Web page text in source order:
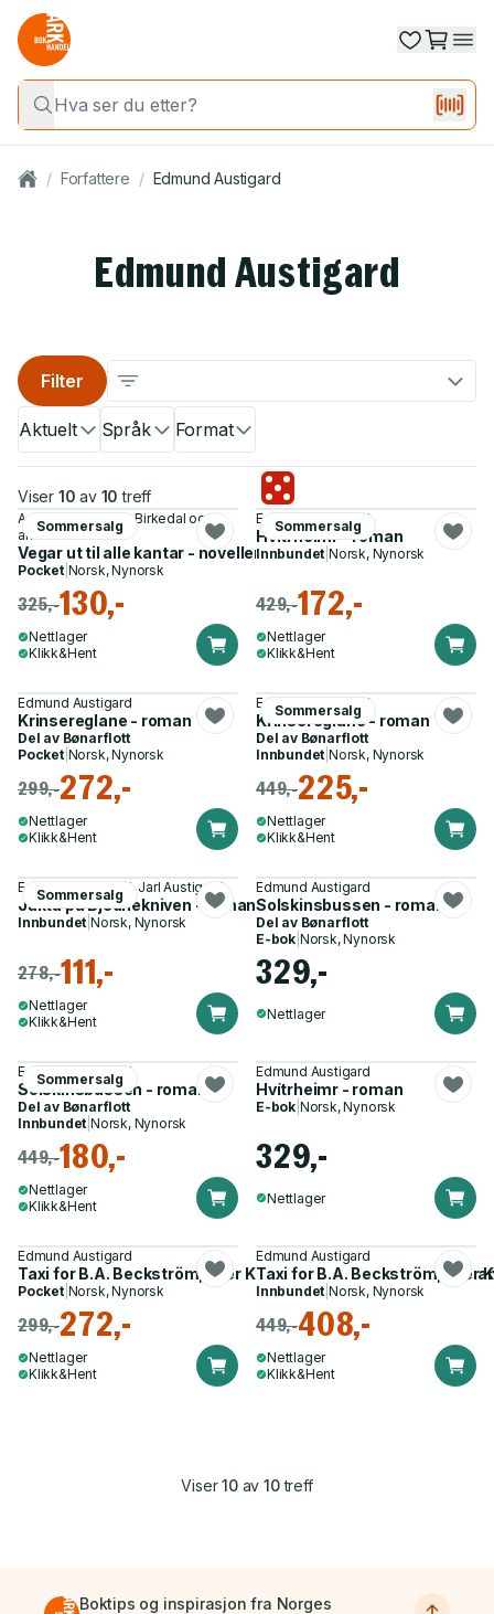
/ Forfattere / Edmund Austigard
Edmund Austigard
Aktuelt Språk Format
Filter
Viser 10 av 10 treff
Sommersalg
Arne Garborg, Arnt Birkedal og 12
andre
Vegar ut til alle kantar - noveller
Pocket| Norsk, Nynorsk
325,-130,-
Nettlager
Klikk&Hent
Sommersalg
Edmund Austigard
Hvítrheimr - roman
Innbundet |Norsk, Nynorsk
429,-172,-
Nettlager
Klikk&Hent
Edmund Austigard
Krinsereglane - roman
Del av Bønarflott
Pocket| Norsk, Nynorsk
299,-272,-
Nettlager
Klikk&Hent
Sommersalg
Edmund Austigard
Krinsereglane - roman
Del av Bønarflott
Innbundet |Norsk, Nynorsk
449,-225,-
Nettlager
Klikk&Hent
Sommersalg
Edmund Austigard, Jarl Austigard
Jakta på Bjednekniven - roman
Innbundet |Norsk, Nynorsk
278,-111,-
Nettlager
Klikk&Hent
Edmund Austigard
Solskinsbussen - roman
Del av Bønarflott
E-bok Norsk, Nynorsk
329,-
Nettlager
Sommersalg
Edmund Austigard
Solskinsbussen - roman
Del av Bønarflott
Innbundet |Norsk, Nynorsk
449,-180,-
Nettlager
Klikk&Hent
Edmund Austigard
Hvítrheimr - roman
E-bok Norsk, Nynorsk
329,-
Nettlager
Edmund Austigard
Taxi for B.A. Beckström, eller Kunsten å danse på furu -
Pocket| Norsk, Nynorsk
299,-272,-
Nettlager
Klikk&Hent
Edmund Austigard
Taxi for B.A. Beckström, eller
Innbundet |Norsk, Nynorsk
449,-408,-
Nettlager
Klikk&Hent
Viser10av 10treff
Boktips og inspirasjon fra Norges